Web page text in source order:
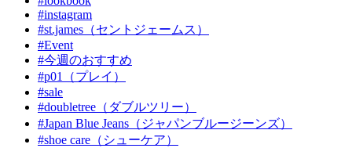
#instagram
#st.james（セントジェームス）
#Event
#今週のおすすめ
#p01（プレイ）
#sale
#doubletree（ダブルツリー）
#Japan Blue Jeans（ジャパンブルージーンズ）
#shoe care（シューケア）